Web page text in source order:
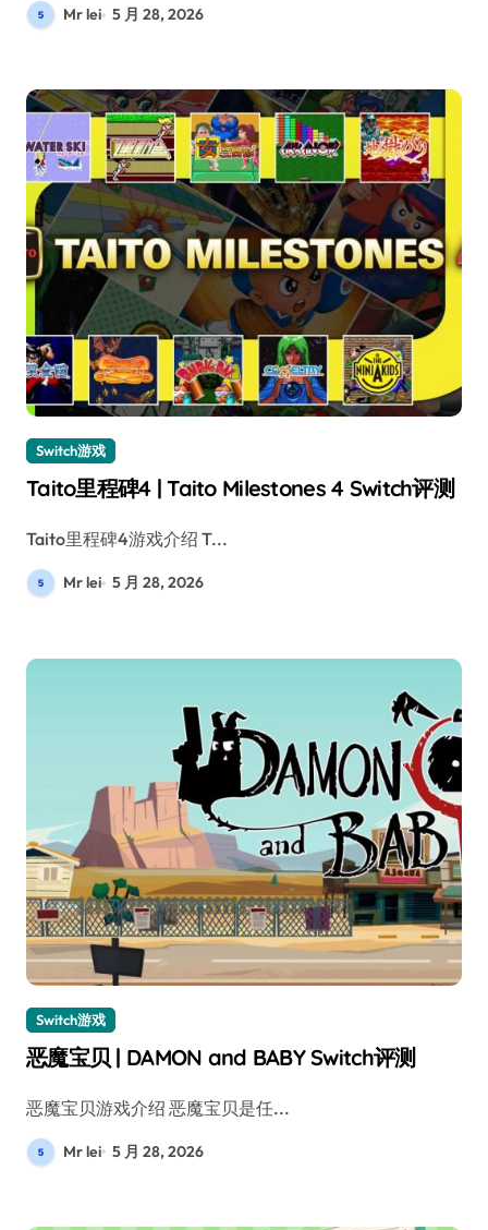
Mr lei 5 月 28, 2026
Switch游戏
Taito里程碑4 | Taito Milestones 4 Switch评测
Taito里程碑4游戏介绍 T...
Mr lei 5 月 28, 2026
Switch游戏
恶魔宝贝 | DAMON and BABY Switch评测
恶魔宝贝游戏介绍 恶魔宝贝是任...
Mr lei 5 月 28, 2026